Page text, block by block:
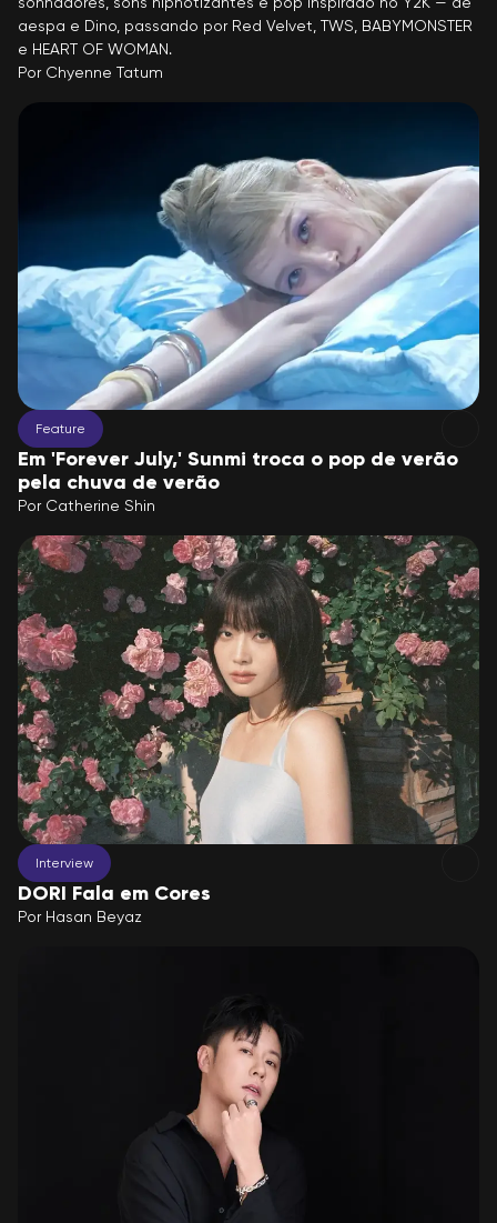
aespa e Dino, passando por Red Velvet, TWS, BABYMONSTER
e HEART OF WOMAN.
Por Chyenne Tatum
Feature
Em 'Forever July,' Sunmi troca o pop de verão
pela chuva de verão
Por Catherine Shin
Interview
DORI Fala em Cores
Por Hasan Beyaz